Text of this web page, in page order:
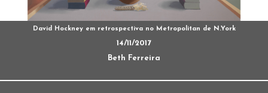
David Hockney em retrospectiva no Metropolitan de N.York
14/11/2017
Beth Ferreira